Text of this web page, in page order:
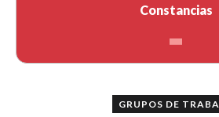
Constancias
GRUPOS DE